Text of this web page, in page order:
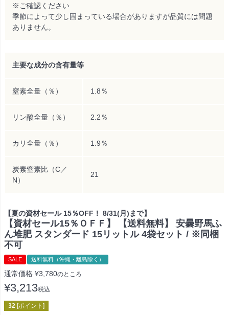
※ご確認ください
季節によって少し固まっている場合がありますが品質には問題
ありません。
主要な成分の含有量等
窒素全量（％） 1.8％
リン酸全量（％） 2.2％
カリ全量（％） 1.9％
炭素窒素比（C／
N）
21
【夏の資材セール 15％OFF！ 8/31(月)まで】
【資材セール15％ＯＦＦ】 【送料無料】 安曇野馬ふ
ん堆肥 スタンダード 15リットル 4袋セット / ※同梱
不可
SALE 送料無料（沖縄・離島除く）
通常価格 ¥3,780のところ
¥3,213税込
32 [ポイント]